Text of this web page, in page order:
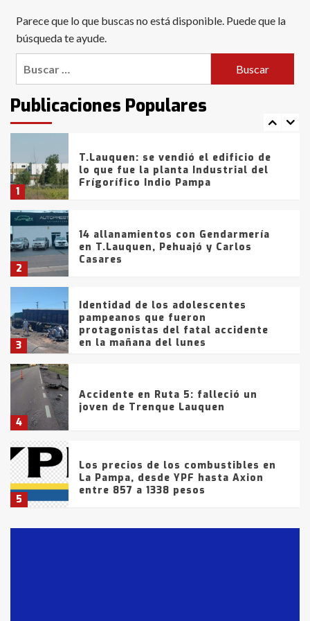
Parece que lo que buscas no está disponible. Puede que la
búsqueda te ayude.
Publicaciones Populares
6
con lluvias y heladas, en gran parte
de la provincia
intentaron evadir a la Policía
fueron detenidos por
comercialización de drogas en la
tarde del sábado
1
T.Lauquen: se vendió el edificio de
lo que fue la planta Industrial del
Frígorífico Indio Pampa
2
14 allanamientos con Gendarmería
en T.Lauquen, Pehuajó y Carlos
Casares
3
Identidad de los adolescentes
pampeanos que fueron
protagonistas del fatal accidente
en la mañana del lunes
4
Accidente en Ruta 5: falleció un
joven de Trenque Lauquen
5
Los precios de los combustibles en
La Pampa, desde YPF hasta Axion
entre 857 a 1338 pesos